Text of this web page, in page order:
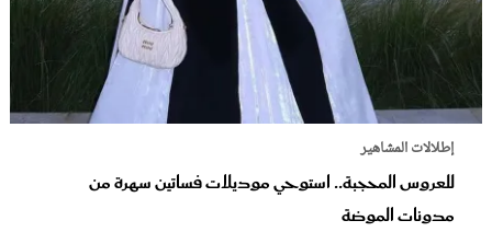
إطلالات المشاهير
للعروس المحجبة.. استوحي موديلات فساتين سهرة من
مدونات الموضة